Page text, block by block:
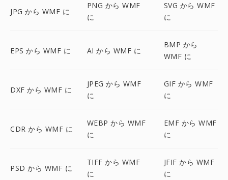
JPG から WMF に
PNG から WMF
に
SVG から WMF
に
EPS から WMF に AI から WMF に
BMP から
WMF に
DXF から WMF に
JPEG から WMF
に
GIF から WMF
に
CDR から WMF に
WEBP から WMF
に
EMF から WMF
に
PSD から WMF に
TIFF から WMF
に
JFIF から WMF
に